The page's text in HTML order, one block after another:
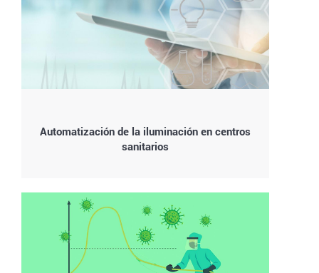
Automatización de la iluminación en centros
sanitarios